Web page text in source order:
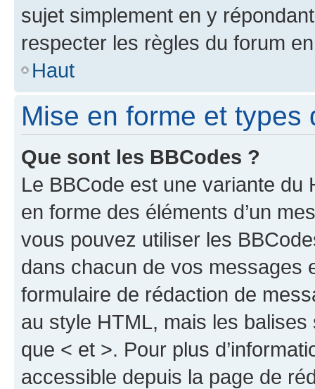
sujet simplement en y
respecter les règles du forum
Haut
Mise en forme et types
Que sont les BBCodes ?
Le BBCode est une variante du
en forme des éléments d’un
vous pouvez utiliser les
dans chacun de vos messages
formulaire de rédaction de
au style HTML, mais les
que < et >. Pour plus
accessible depuis la page de